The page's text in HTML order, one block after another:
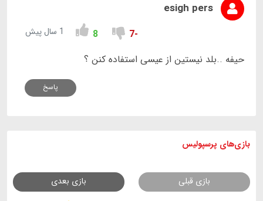
esigh pers
-7
8 1 سال پیش
حیفه ‌..بلد نیستین از عیسی استفاده کنن ؟
پاسخ
بازی های پرسپولیس
بازی قبلی بازی بعدی